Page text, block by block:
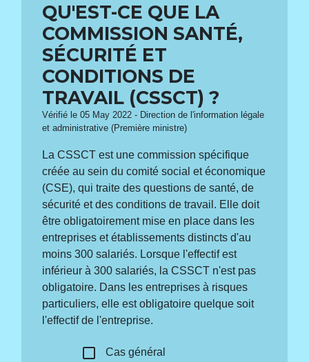
QU'EST-CE QUE LA
COMMISSION SANTÉ,
SÉCURITÉ ET
CONDITIONS DE
TRAVAIL (CSSCT) ?
Vérifié le 05 May 2022 - Direction de l'information légale
et administrative (Première ministre)
La CSSCT est une commission spécifique
créée au sein du comité social et économique
(CSE), qui traite des questions de santé, de
sécurité et des conditions de travail. Elle doit
être obligatoirement mise en place dans les
entreprises et établissements distincts d'au
moins 300 salariés. Lorsque l'effectif est
inférieur à 300 salariés, la CSSCT n'est pas
obligatoire. Dans les entreprises à risques
particuliers, elle est obligatoire quelque soit
l'effectif de l'entreprise.
check_box_outline_blank Cas général